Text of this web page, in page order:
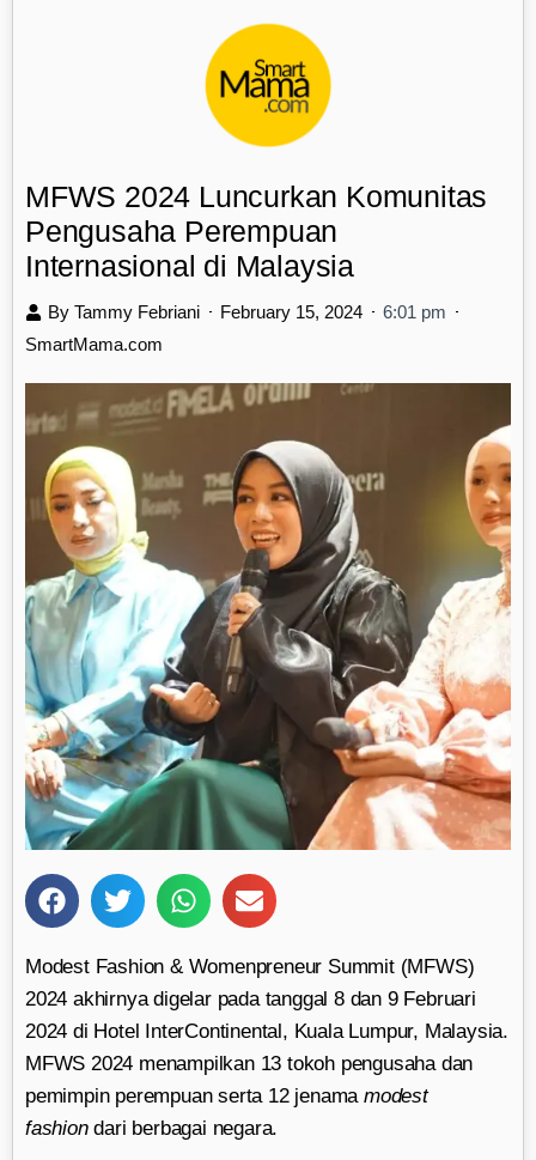
MFWS HIJABERLIN
MFWS 2024 Luncurkan Komunitas
Pengusaha Perempuan
Internasional di Malaysia
By Tammy Febriani February 15, 2024
6:01 pm
SmartMama.com
Modest Fashion & Womenpreneur Summit (MFWS)
2024 akhirnya digelar pada tanggal 8 dan 9 Februari
2024 di Hotel InterContinental, Kuala Lumpur, Malaysia.
MFWS 2024 menampilkan 13 tokoh pengusaha dan
pemimpin perempuan serta 12 jenama modest
fashiondari berbagai negara.